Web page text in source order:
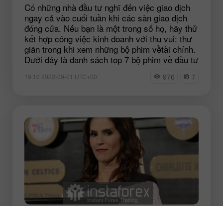
Có những nhà đầu tư nghĩ đến việc giao dịch
ngay cả vào cuối tuần khi các sàn giao dịch
đóng cửa. Nếu bạn là một trong số họ, hãy thử
kết hợp công việc kinh doanh với thu vui: thư
giãn trong khi xem những bộ phim vềtài chính.
Dưới đây là danh sách top 7 bộ phim về đầu tư
19:10 2022-09-01 UTC+00 976 7